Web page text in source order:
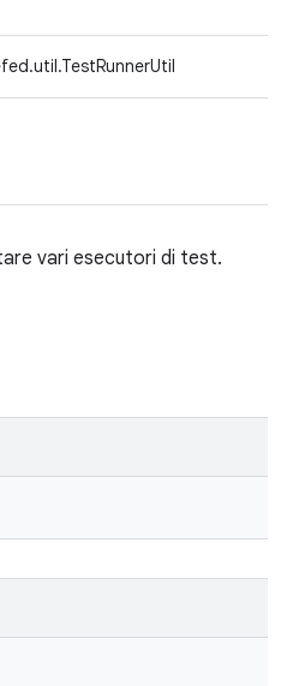
vari esecutori di test.